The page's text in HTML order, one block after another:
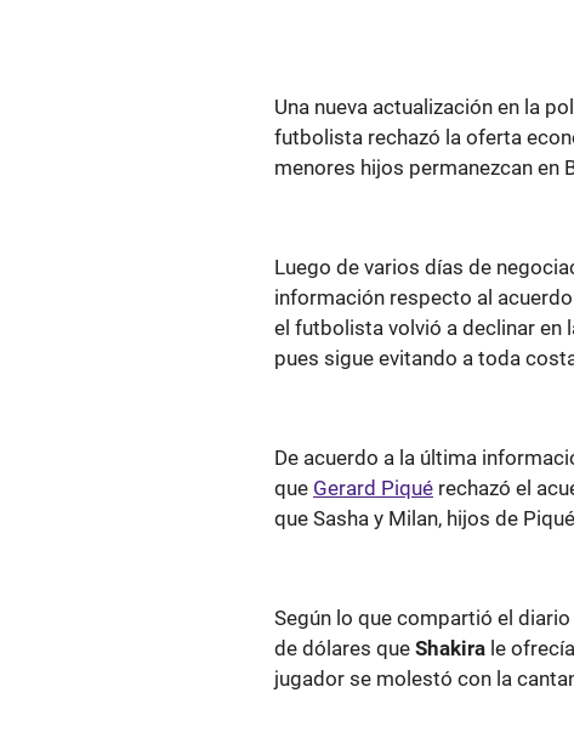
Una nueva actualización en la
futbolista rechazó la oferta
menores hijos permanezcan en
Luego de varios días de
información respecto al
el futbolista volvió a declinar en
pues sigue evitando a toda
De acuerdo a la última
que Gerard Piqué rechazó el
que Sasha y Milan, hijos de
Según lo que compartió el diario
de dólares que Shakira le
jugador se molestó con la